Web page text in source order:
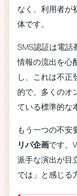
なく、利用者が
体です。
SMS認証は電話
情報の流出を心
し、これは不正
的で、多くのオ
ている標準的な
もう一つの不安
リパ企画です。
派手な演出が目
では」と感じる